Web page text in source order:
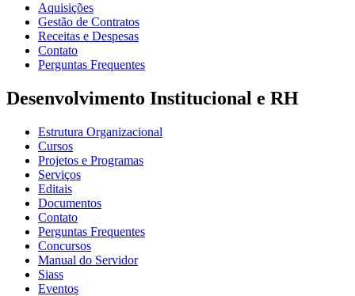
Aquisições
Gestão de Contratos
Receitas e Despesas
Contato
Perguntas Frequentes
Desenvolvimento Institucional e RH
Estrutura Organizacional
Cursos
Projetos e Programas
Serviços
Editais
Documentos
Contato
Perguntas Frequentes
Concursos
Manual do Servidor
Siass
Eventos